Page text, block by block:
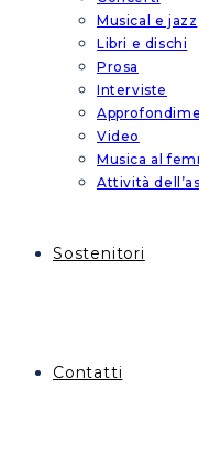
Musical e jazz
Libri e dischi
Prosa
Interviste
Video
Musica al
Attività
Sostenitori
Contatti